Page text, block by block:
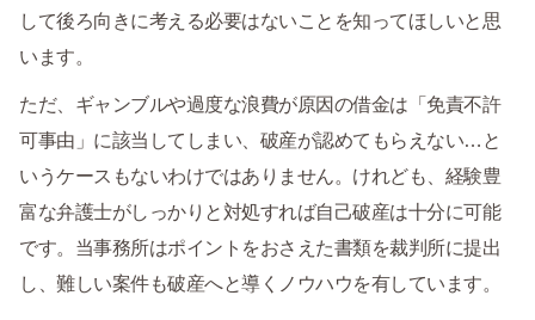
して後ろ向きに考える必要はないことを知ってほしいと思
います。
ただ、ギャンブルや過度な浪費が原因の借金は「免責不許
可事由」に該当してしまい、破産が認めてもらえない…と
いうケースもないわけではありません。けれども、経験豊
富な弁護士がしっかりと対処すれば自己破産は十分に可能
です。当事務所はポイントをおさえた書類を裁判所に提出
し、難しい案件も破産へと導くノウハウを有しています。